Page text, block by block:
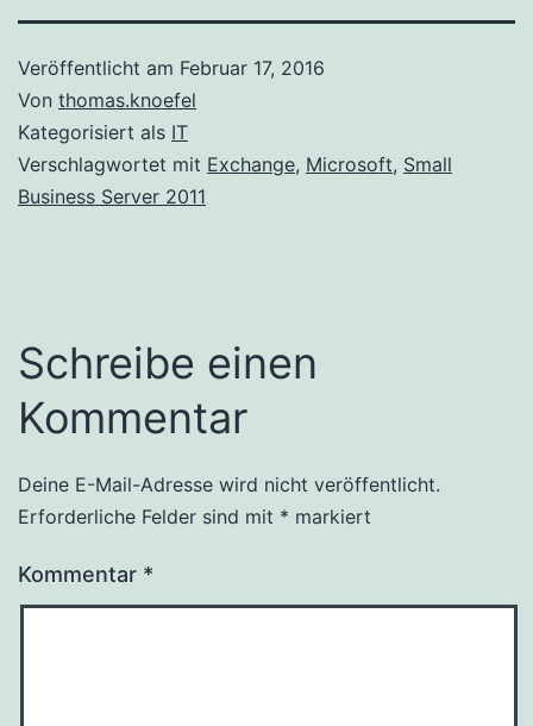
Veröffentlicht am Februar 17, 2016
Von thomas.knoefel
Kategorisiert als IT
Verschlagwortet mit Exchange, Microsoft, Small
Business Server 2011
Schreibe einen
Kommentar
Deine E-Mail-Adresse wird nicht veröffentlicht.
Erforderliche Felder sind mit * markiert
Kommentar *
Alternative: